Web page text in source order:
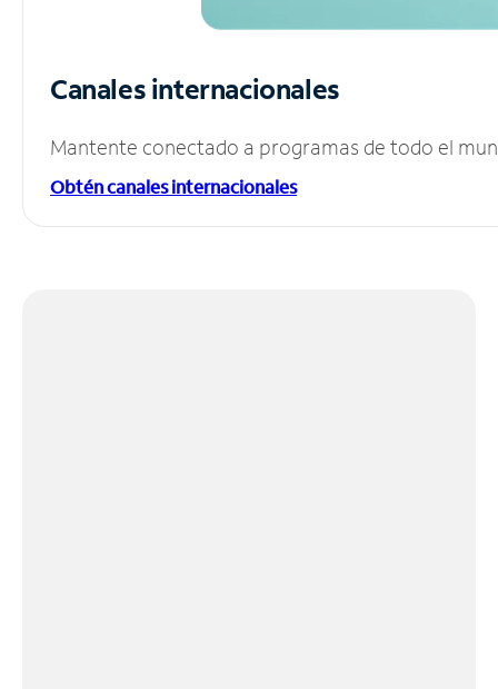
Canales internacionales
Mantente conectado a programas de todo el
Obtén canales internacionales